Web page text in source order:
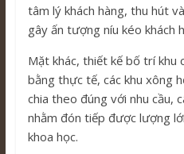
tâm lý khách hàng, thu hút
gây ấn tượng níu kéo khách
Mặt khác, thiết kế bố trí khu
bằng thực tế, các khu xông
chia theo đúng với nhu cầu,
nhằm đón tiếp được lượng
khoa học.